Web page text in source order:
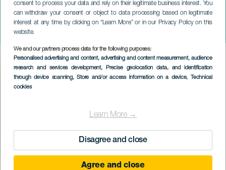
consent to process your data and rely on their legitimate business interest. You
can withdraw your consent or object to data processing based on legitimate
interest at any time by clicking on “Learn More” or in our Privacy Policy on this
website.
We and our partners process data for the following purposes:
Personalised advertising and content, advertising and content measurement, audience
research and services development, Precise geolocation data, and identification
through device scanning, Store and/or access information on a device, Technical
cookies
Learn More →
Disagree and close
Agree and close
Olga Cerpa & Mestisay im
Konzert
LANZAROTE
Imagen
Listado